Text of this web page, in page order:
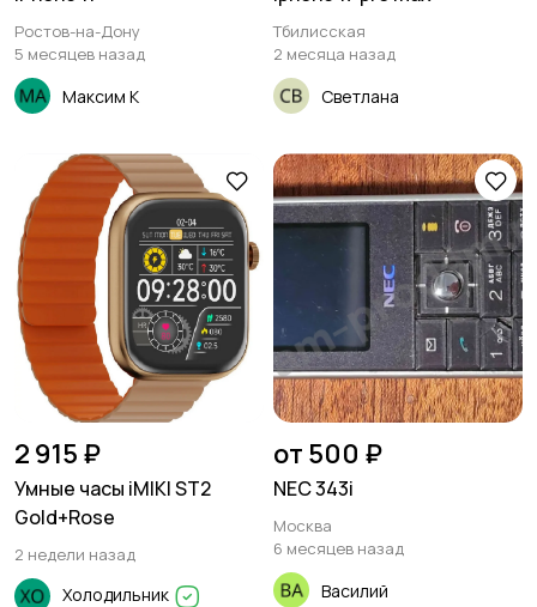
Ростов-на-Дону
5 месяцев назад
Максим К
Тбилисская
2 месяца назад
Светлана
2 915 ₽
Умные часы iMIKI ST2
Gold+Rose
2 недели назад
Холодильник
от 500 ₽
NEC 343i
Москва
6 месяцев назад
Василий